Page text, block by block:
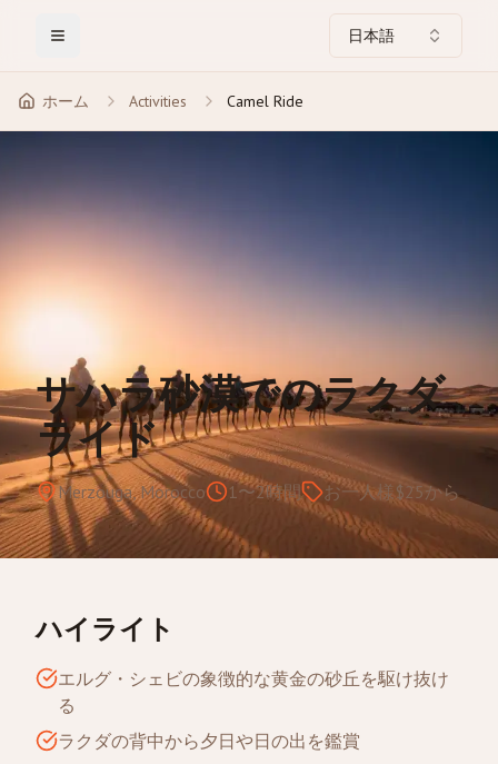
Toggle Menu 日本語
ホーム Activities Camel Ride
サハラ砂漠でのラクダ
ライド
Merzouga, Morocco 1〜2時間 お一人様$25から
ハイライト
エルグ・シェビの象徴的な黄金の砂丘を駆け抜け
る
ラクダの背中から夕日や日の出を鑑賞